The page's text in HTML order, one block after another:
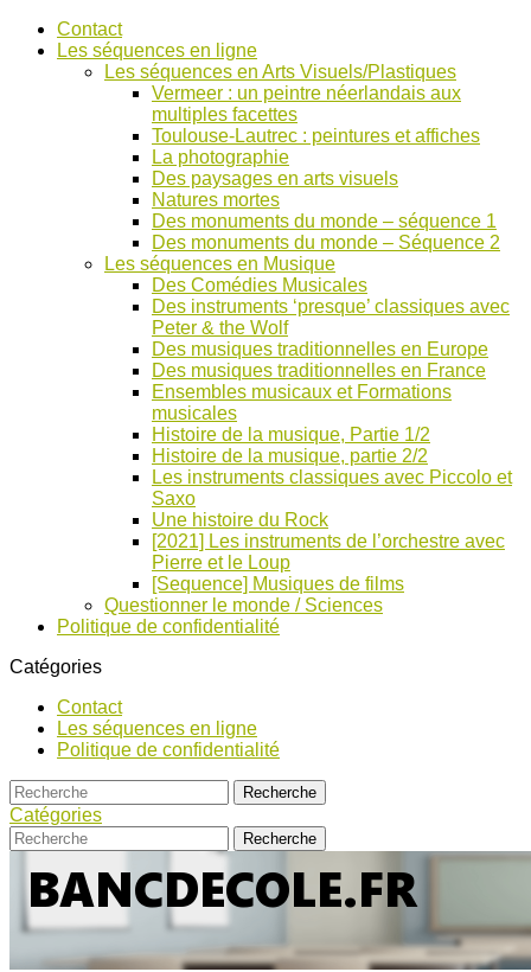
AccéderContact
Les séquences en ligne
Les séquences en Arts Visuels/Plastiques
Vermeer : un peintre néerlandais aux
multiples facettes
Toulouse-Lautrec : peintures et affiches
La photographie
Des paysages en arts visuels
Natures mortes
Des monuments du monde – séquence 1
Des monuments du monde – Séquence 2
Les séquences en Musique
Des Comédies Musicales
Des instruments ‘presque’ classiques avec
Peter & the Wolf
Des musiques traditionnelles en Europe
Des musiques traditionnelles en France
Ensembles musicaux et Formations
musicales
Histoire de la musique, Partie 1/2
Histoire de la musique, partie 2/2
Les instruments classiques avec Piccolo et
Saxo
Une histoire du Rock
[2021] Les instruments de l’orchestre avec
Pierre et le Loup
[Sequence] Musiques de films
Questionner le monde / Sciences
Politique de confidentialité
Catégories
Contact
Les séquences en ligne
Politique de confidentialité
Catégories